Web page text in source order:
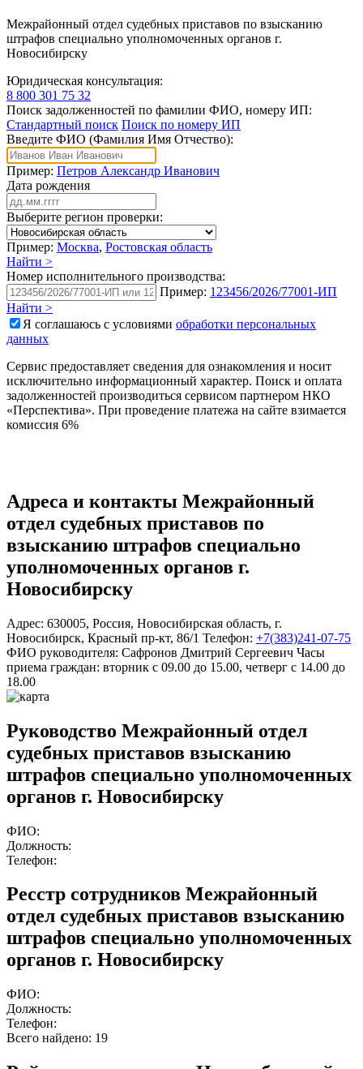
Межрайонный отдел судебных приставов по взысканию
штрафов специально уполномоченных органов г.
Новосибирску
Юридическая консультация:
8 800 301 75 32
Поиск задолженностей по фамилии ФИО, номеру ИП:
Стандартный поиск Поиск по номеру ИП
Введите ФИО (Фамилия Имя Отчество):
Пример: Петров Александр Иванович
Дата рождения
Выберите регион проверки:
Пример: Москва, Ростовская область
Найти >
Номер исполнительного производства:
Пример: 123456/2026/77001-ИП
Найти >
Я соглашаюсь с условиями обработки персональных
данных
Сервис предоставляет сведения для ознакомления и носит
исключительно информационный характер. Поиск и оплата
задолженностей производиться сервисом партнером НКО
«Перспектива». При проведение платежа на сайте взимается
комиссия 6%
Адреса и контакты Межрайонный
отдел судебных приставов по
взысканию штрафов специально
уполномоченных органов г.
Новосибирску
Адрес: 630005, Россия, Новосибирская область, г.
Новосибирск, Красный пр-кт, 86/1 Телефон: +7(383)241-07-75
ФИО руководителя: Сафронов Дмитрий Сергеевич Часы
приема граждан: вторник с 09.00 до 15.00, четверг с 14.00 до
18.00
Руководство Межрайонный отдел
судебных приставов взысканию
штрафов специально уполномоченных
органов г. Новосибирску
ФИО:
Должность:
Телефон:
Ресстр сотрудников Межрайонный
отдел судебных приставов взысканию
штрафов специально уполномоченных
органов г. Новосибирску
ФИО:
Должность:
Телефон:
Всего найдено: 19